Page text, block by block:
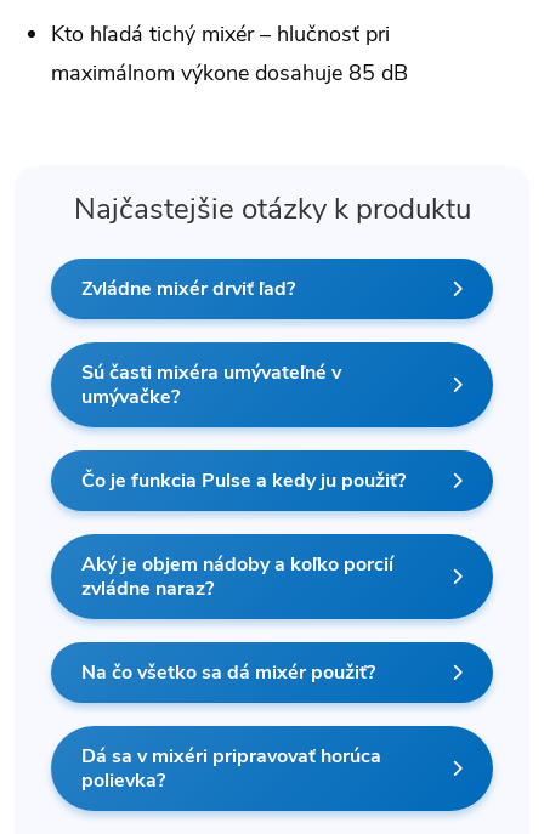
Kto hľadá tichý mixér – hlučnosť pri
maximálnom výkone dosahuje 85 dB
Najčastejšie otázky k produktu
Zvládne mixér drviť ľad?
Sú časti mixéra umývateľné v
umývačke?
Čo je funkcia Pulse a kedy ju použiť?
Aký je objem nádoby a koľko porcií
zvládne naraz?
Na čo všetko sa dá mixér použiť?
Dá sa v mixéri pripravovať horúca
polievka?